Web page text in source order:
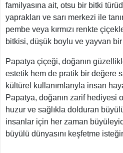
familyasına ait, otsu bir bitki
yaprakları ve sarı merkezi ile
pembe veya kırmızı renkte
bitkisi, düşük boylu ve yayvan bir
Papatya çiçeği, doğanın
estetik hem de pratik bir değere
kültürel kullanımlarıyla insan
Papatya, doğanın zarif hediyesi
huzur ve sağlıkla dolduran
insanlar için her zaman
büyülü dünyasını keşfetme